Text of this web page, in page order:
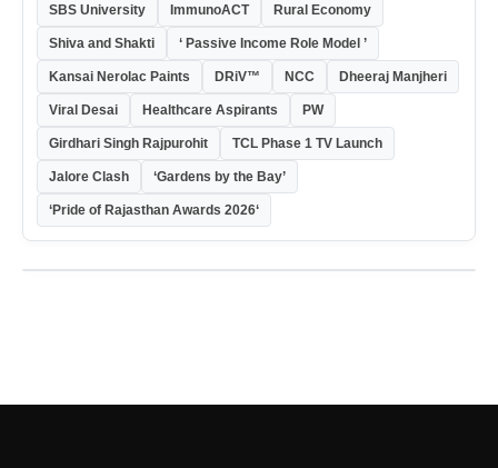
SBS University ImmunoACT Rural Economy
Shiva and Shakti ‘ Passive Income Role Model ’
Kansai Nerolac Paints DRiV™ NCC Dheeraj Manjheri
Viral Desai Healthcare Aspirants PW
Girdhari Singh Rajpurohit TCL Phase 1 TV Launch
Jalore Clash ‘Gardens by the Bay’
‘Pride of Rajasthan Awards 2026‘